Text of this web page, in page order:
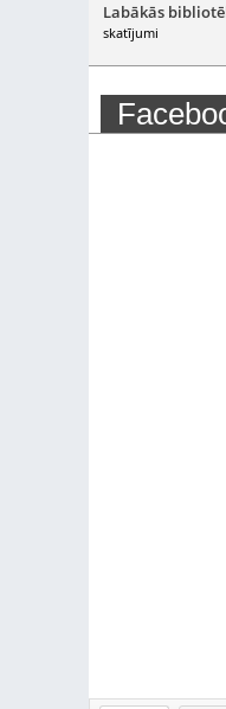
Labākās
skatījumi